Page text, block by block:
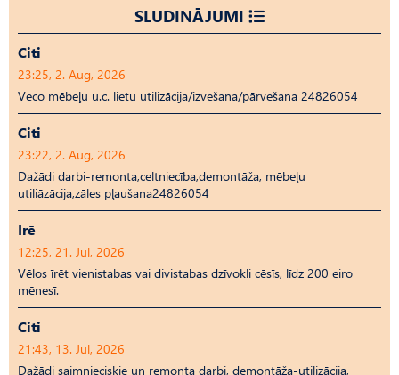
SLUDINĀJUMI
Citi
23:25, 2. Aug, 2026
Veco mēbeļu u.c. lietu utilizācija/izvešana/pārvešana 24826054
Citi
23:22, 2. Aug, 2026
Dažādi darbi-remonta,celtniecība,demontāža, mēbeļu
utiliāzācija,zāles pļaušana24826054
Īrē
12:25, 21. Jūl, 2026
Vēlos īrēt vienistabas vai divistabas dzīvokli cēsīs, līdz 200 eiro
mēnesī.
Citi
21:43, 13. Jūl, 2026
Dažādi saimnieciskie un remonta darbi, demontāža-utilizācija,